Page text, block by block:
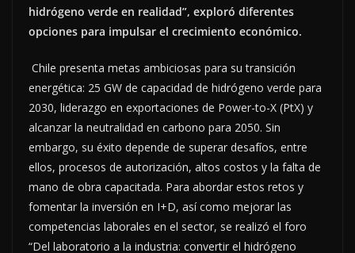
hidrógeno verde en realidad”, exploró diferentes
opciones para impulsar el crecimiento económico.
Chile presenta metas ambiciosas para su transición
energética: 25 GW de capacidad de hidrógeno verde para
2030, liderazgo en exportaciones de Power-to-X (PtX) y
alcanzar la neutralidad en carbono para 2050. Sin
embargo, su éxito depende de superar desafíos, entre
ellos, procesos de autorización, altos costos y la falta de
mano de obra capacitada. Para abordar estos retos y
fomentar la inversión en I+D, así como mejorar las
competencias laborales en el sector, se realizó el foro
“Del laboratorio a la industria: convertir el hidrógeno